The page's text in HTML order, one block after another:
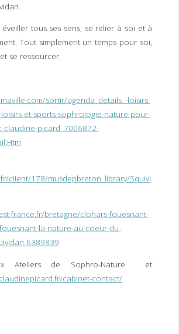
tous ses sens, se relier à soi et à
Tout simplement un temps pour soi,
se ressourcer.
sortir/agenda_details_-loisirs-
loisirs-et-sports-sophrologie-nature-pour-
claudine-picard_7006872-
client/178/musdepbreton_library/Squivi
france.fr/bretagne/clohars-fouesnant-
la-nature-au-coeur-du-
6389839
Ateliers de Sophro-Nature et
cabinet-contact/